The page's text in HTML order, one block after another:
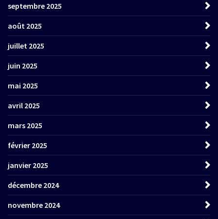
septembre 2025
août 2025
juillet 2025
juin 2025
mai 2025
avril 2025
mars 2025
février 2025
janvier 2025
décembre 2024
novembre 2024